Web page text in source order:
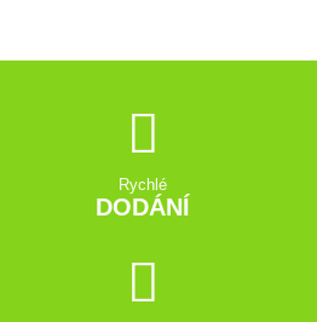
Rychlé
DODÁNÍ